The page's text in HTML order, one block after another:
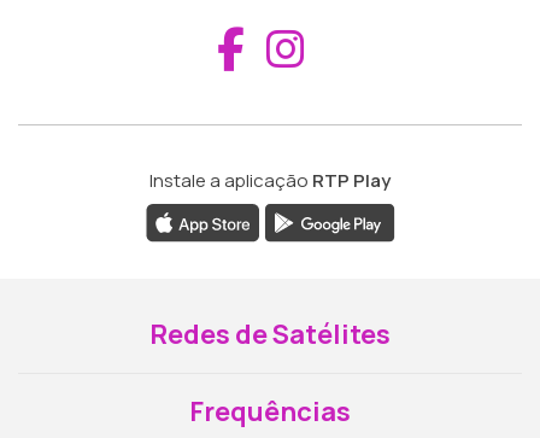
Aceder ao
Instale a aplicação RTP Play
Redes de Satélites
Frequências